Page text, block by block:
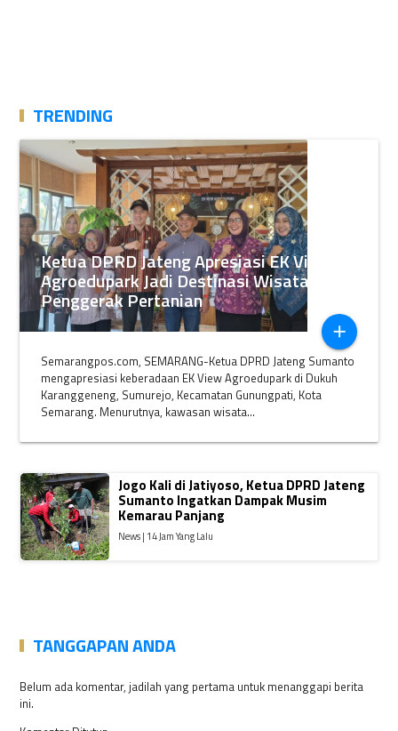
TRENDING
Ketua DPRD Jateng Apresiasi EK View
Agroedupark Jadi Destinasi Wisata
Penggerak Pertanian
add
Semarangpos.com, SEMARANG-Ketua DPRD Jateng Sumanto
mengapresiasi keberadaan EK View Agroedupark di Dukuh
Karanggeneng, Sumurejo, Kecamatan Gunungpati, Kota
Semarang. Menurutnya, kawasan wisata...
Jogo Kali di Jatiyoso, Ketua DPRD Jateng
Sumanto Ingatkan Dampak Musim
Kemarau Panjang
News | 14 Jam Yang Lalu
TANGGAPAN ANDA
Belum ada komentar, jadilah yang pertama untuk menanggapi berita
ini.